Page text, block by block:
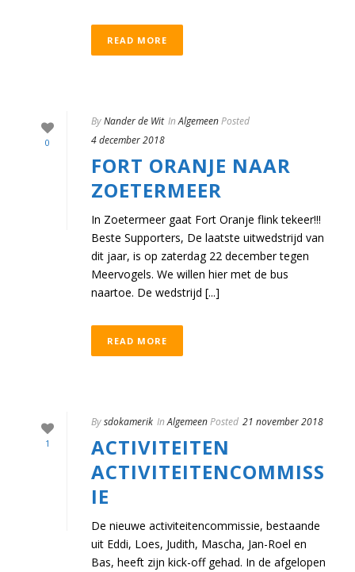
READ MORE
0
ByNander de Wit InAlgemeenPosted
4 december 2018
FORT ORANJE NAAR
ZOETERMEER
In Zoetermeer gaat Fort Oranje flink tekeer!!!
Beste Supporters, De laatste uitwedstrijd van
dit jaar, is op zaterdag 22 december tegen
Meervogels. We willen hier met de bus
naartoe. De wedstrijd [...]
READ MORE
1
Bysdokamerik InAlgemeenPosted 21 november 2018
ACTIVITEITEN
ACTIVITEITENCOMMISS
IE
De nieuwe activiteitencommissie, bestaande
uit Eddi, Loes, Judith, Mascha, Jan-Roel en
Bas, heeft zijn kick-off gehad. In de afgelopen